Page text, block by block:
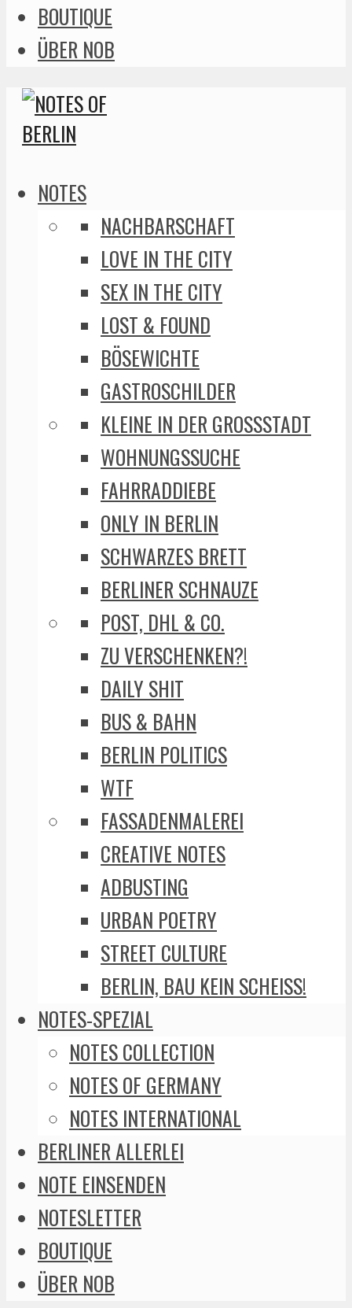
BOUTIQUE
ÜBER NOB
NOTES
NACHBARSCHAFT
LOVE IN THE CITY
SEX IN THE CITY
LOST & FOUND
BÖSEWICHTE
GASTROSCHILDER
KLEINE IN DER GROSSSTADT
WOHNUNGSSUCHE
FAHRRADDIEBE
ONLY IN BERLIN
SCHWARZES BRETT
BERLINER SCHNAUZE
POST, DHL & CO.
ZU VERSCHENKEN?!
DAILY SHIT
BUS & BAHN
BERLIN POLITICS
WTF
FASSADENMALEREI
CREATIVE NOTES
ADBUSTING
URBAN POETRY
STREET CULTURE
BERLIN, BAU KEIN SCHEISS!
NOTES-SPEZIAL
NOTES COLLECTION
NOTES OF GERMANY
NOTES INTERNATIONAL
BERLINER ALLERLEI
NOTE EINSENDEN
NOTESLETTER
BOUTIQUE
ÜBER NOB